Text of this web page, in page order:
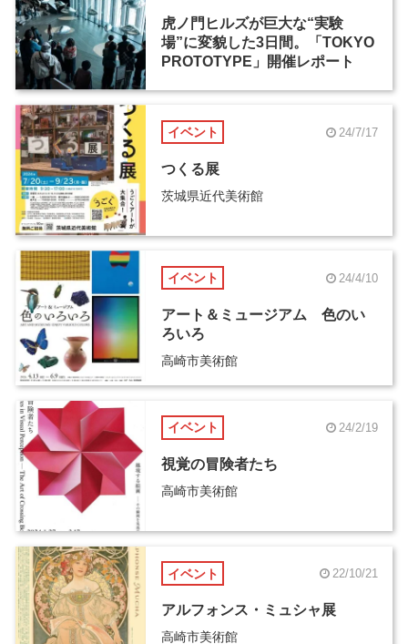
虎ノ門ヒルズが巨大な“実験
場”に変貌した3日間。「TOKYO
PROTOTYPE」開催レポート
イベント 24/7/17
つくる展
茨城県近代美術館
イベント 24/4/10
アート＆ミュージアム 色のい
ろいろ
高崎市美術館
イベント 24/2/19
視覚の冒険者たち
高崎市美術館
イベント 22/10/21
アルフォンス・ミュシャ展
高崎市美術館